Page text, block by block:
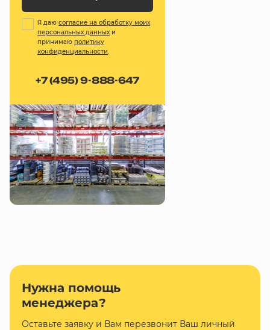
Я даю согласие на обработку моих
персональных данных и
принимаю политику
конфиденциальности.
+7 (495) 9-888-647
Нужна помощь
менеджера?
Оставьте заявку и Вам перезвонит Ваш личный